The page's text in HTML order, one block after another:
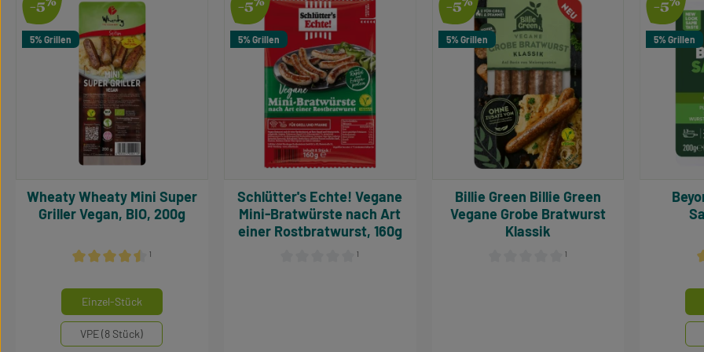
-5
5% Grillen
¹
Wheaty Wheaty Mini Super
Griller Vegan, BIO, 200g
Mengeneinheiten
Einzel-Stück
VPE (8 Stück)
-5
5% Grillen
¹
Schlütter's Echte! Vegane
Mini-Bratwürste nach Art
einer Rostbratwurst, 160g
-5
5% Grillen
¹
Billie Green Billie Green
Vegane Grobe Bratwurst
Klassik
-5
5% Grillen